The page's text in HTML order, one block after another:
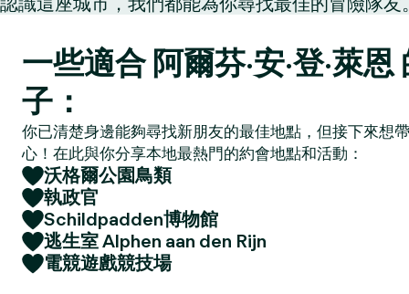
一些適合 阿爾芬·安·登·萊
子：
你已清楚身邊能夠尋找新朋友的最佳地點，但接下來想
心！在此與你分享本地最熱門的約會地點和活動：
沃格爾公園鳥類
執政官
Schildpadden博物館
逃生室 Alphen aan den Rijn
電競遊戲競技場